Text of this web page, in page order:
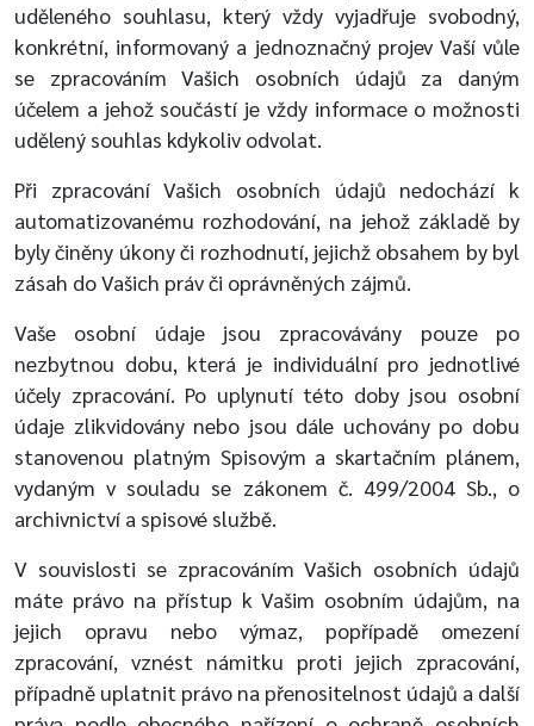
uděleného souhlasu, který vždy vyjadřuje svobodný,
konkrétní, informovaný a jednoznačný projev Vaší vůle
se zpracováním Vašich osobních údajů za daným
účelem a jehož součástí je vždy informace o možnosti
udělený souhlas kdykoliv odvolat.
Při zpracování Vašich osobních údajů nedochází k
automatizovanému rozhodování, na jehož základě by
byly činěny úkony či rozhodnutí, jejichž obsahem by byl
zásah do Vašich práv či oprávněných zájmů.
Vaše osobní údaje jsou zpracovávány pouze po
nezbytnou dobu, která je individuální pro jednotlivé
účely zpracování. Po uplynutí této doby jsou osobní
údaje zlikvidovány nebo jsou dále uchovány po dobu
stanovenou platným Spisovým a skartačním plánem,
vydaným v souladu se zákonem č. 499/2004 Sb., o
archivnictví a spisové službě.
V souvislosti se zpracováním Vašich osobních údajů
máte právo na přístup k Vašim osobním údajům, na
jejich opravu nebo výmaz, popřípadě omezení
zpracování, vznést námitku proti jejich zpracování,
případně uplatnit právo na přenositelnost údajů a další